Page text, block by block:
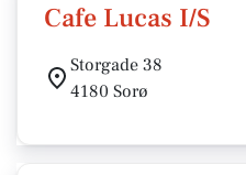
Cafe Lucas I/S
Storgade 38
4180 Sorø